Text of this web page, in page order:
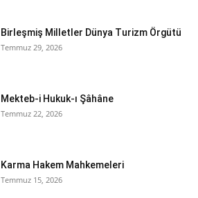
Birleşmiş Milletler Dünya Turizm Örgütü
Temmuz 29, 2026
Mekteb-i Hukuk-ı Şâhâne
Temmuz 22, 2026
Karma Hakem Mahkemeleri
Temmuz 15, 2026